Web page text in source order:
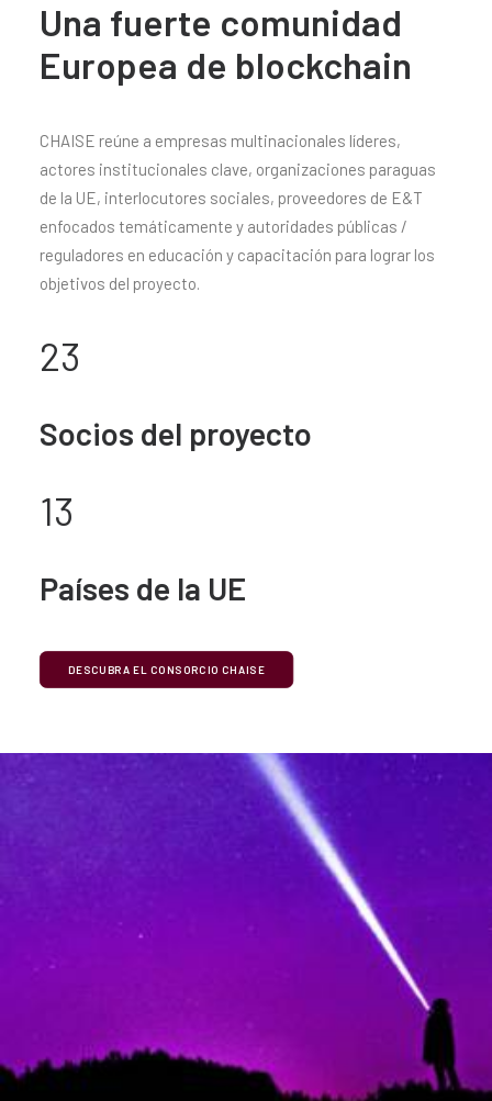
Una fuerte comunidad
Europea de blockchain
CHAISE reúne a empresas multinacionales líderes,
actores institucionales clave, organizaciones paraguas
de la UE, interlocutores sociales, proveedores de E&T
enfocados temáticamente y autoridades públicas /
reguladores en educación y capacitación para lograr los
objetivos del proyecto.
23
Socios del proyecto
13
Países de la UE
DESCUBRA EL CONSORCIO CHAISE